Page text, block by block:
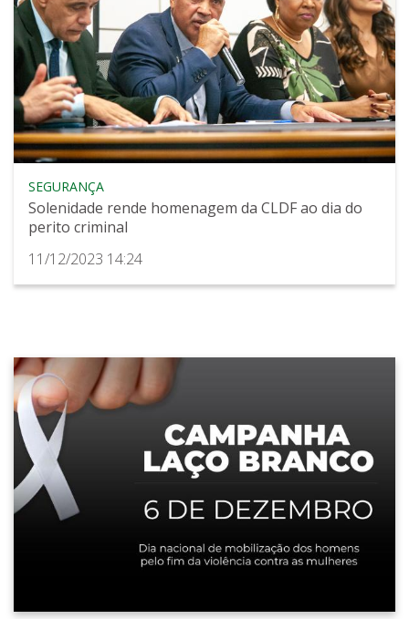
SEGURANÇA
Solenidade rende homenagem da CLDF ao dia do
perito criminal
11/12/2023 14:24